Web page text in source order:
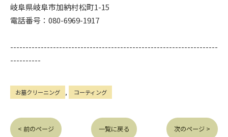
岐阜県岐阜市加納村松町1-15
電話番号：080-6969-1917
--------------------------------------------------------------------
----------
お墓クリーニング コーティング
< 前のページ 一覧に戻る 次のページ >